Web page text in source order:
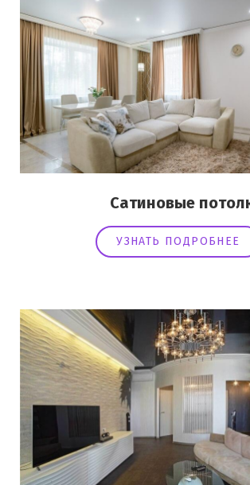
Сатиновые
УЗНАТЬ ПОДРОБНЕЕ